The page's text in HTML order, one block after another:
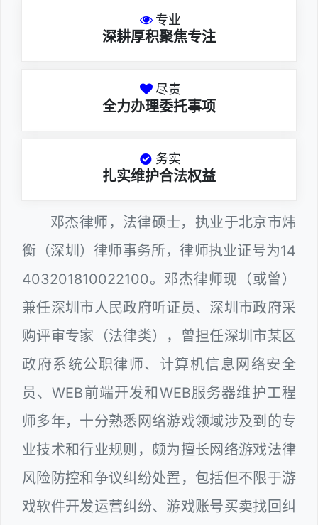
专业
深耕厚积聚焦专注
尽责
全力办理委托事项
务实
扎实维护合法权益
邓杰律师，法律硕士，执业于北京市炜
衡（深圳）律师事务所，律师执业证号为14
403201810022100。邓杰律师现（或曾）
兼任深圳市人民政府听证员、深圳市政府采
购评审专家（法律类），曾担任深圳市某区
政府系统公职律师、计算机信息网络安全
员、WEB前端开发和WEB服务器维护工程
师多年，十分熟悉网络游戏领域涉及到的专
业技术和行业规则，颇为擅长网络游戏法律
风险防控和争议纠纷处置，包括但不限于游
戏软件开发运营纠纷、游戏账号买卖找回纠